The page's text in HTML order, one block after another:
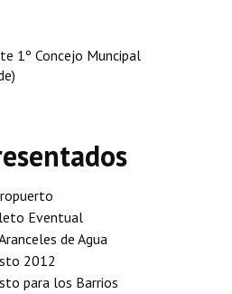
1º Concejo Muncipal
Eventual
de Agua
2012
para los Barrios